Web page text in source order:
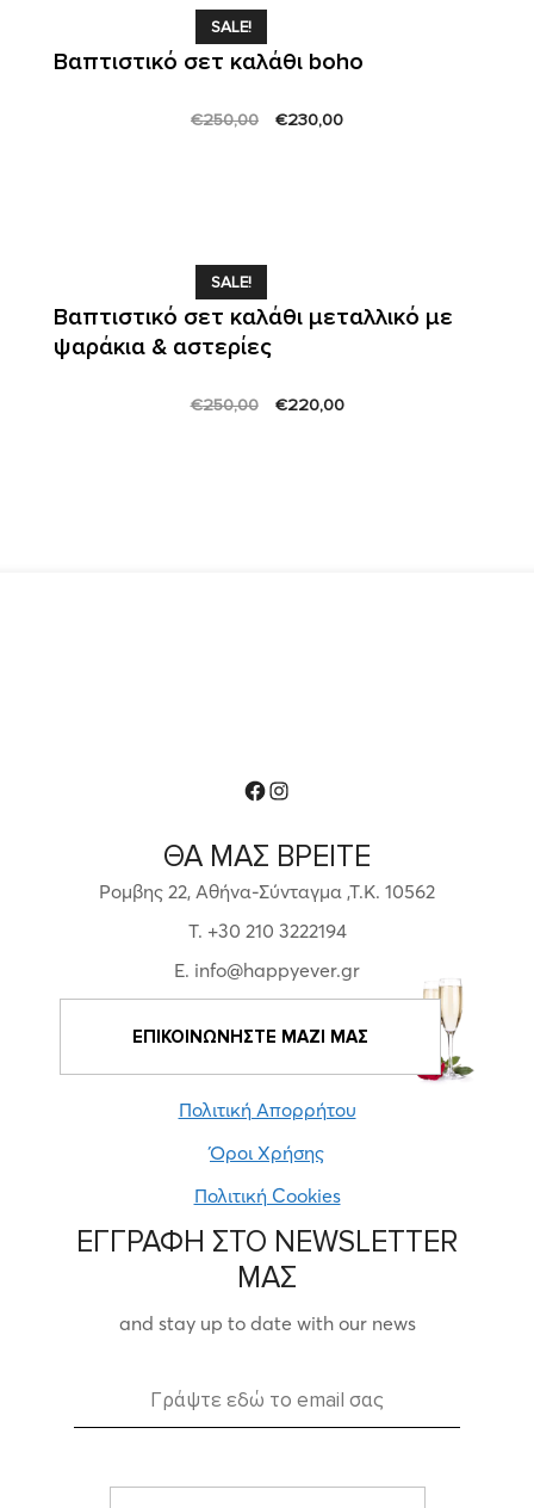
SALE!
Βαπτιστικό σετ καλάθι boho
€250,00
Original
€230,00Current
SALE!
Βαπτιστικό σετ καλάθι μεταλλικό με
ψαράκια & αστερίες
€250,00
Original
€220,00Current
ΘΑ ΜΑΣ ΒΡΕΙΤΕ
Ρομβης 22, Αθήνα-Σύνταγμα ,Τ.Κ. 10562
T. +30 210 3222194
E. info@happyever.gr
ΕΠΙΚΟΙΝΩΝΗΣΤΕ ΜΑΖΙ ΜΑΣ
Πολιτική Απορρήτου
Όροι Χρήσης
Πολιτική Cookies
Facebook
Instagram
ΕΓΓΡΑΦΗ ΣΤΟ NEWSLETTER
ΜΑΣ
and stay up to date with our news